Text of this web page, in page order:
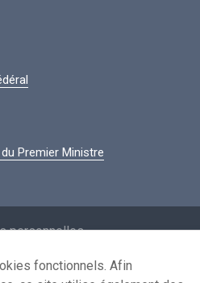
Premier Ministre
personnelles
de réutilisation
fonctionnels. Afin